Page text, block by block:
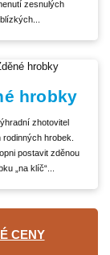
zesnulých
blízkých...
hrobky
zhotovitel
hrobek.
postavit zděnou
„na klíč“...
CENY